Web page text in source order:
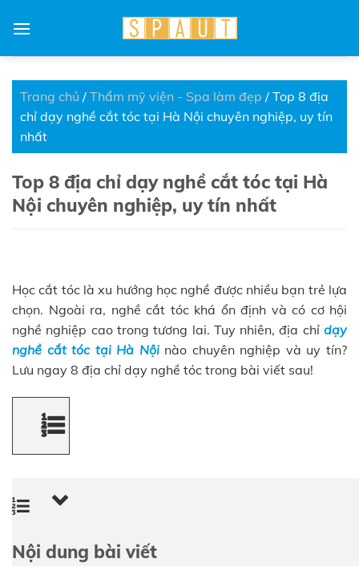
Trang chủ / Thẩm mỹ viện - Spa làm đẹp / Top 8 địa
chỉ dạy nghề cắt tóc tại Hà Nội chuyên nghiệp, uy tín
nhất
Top 8 địa chỉ dạy nghề cắt tóc tại Hà
Nội chuyên nghiệp, uy tín nhất
Học cắt tóc là xu hướng học nghề được nhiều bạn trẻ lựa
chọn. Ngoài ra, nghề cắt tóc khá ổn định và có cơ hội
nghề nghiệp cao trong tương lai. Tuy nhiên, địa chỉdạy
nghề cắt tóc tại Hà Nộinào chuyên nghiệp và uy tín?
Lưu ngay 8 địa chỉ dạy nghề tóc trong bài viết sau!
Nội dung bài viết